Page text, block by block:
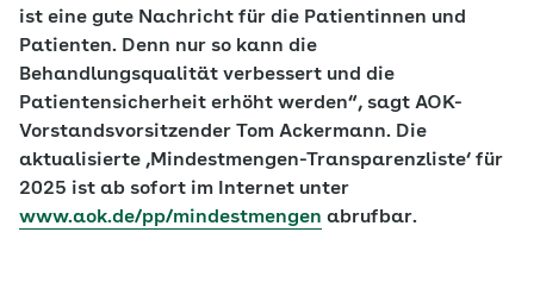
ist eine gute Nachricht für die Patientinnen und
Patienten. Denn nur so kann die
Behandlungsqualität verbessert und die
Patientensicherheit erhöht werden“, sagt AOK-
Vorstandsvorsitzender Tom Ackermann. Die
aktualisierte ‚Mindestmengen-Transparenzliste‘ für
2025 ist ab sofort im Internet unter
www.aok.de/pp/mindestmengen abrufbar.